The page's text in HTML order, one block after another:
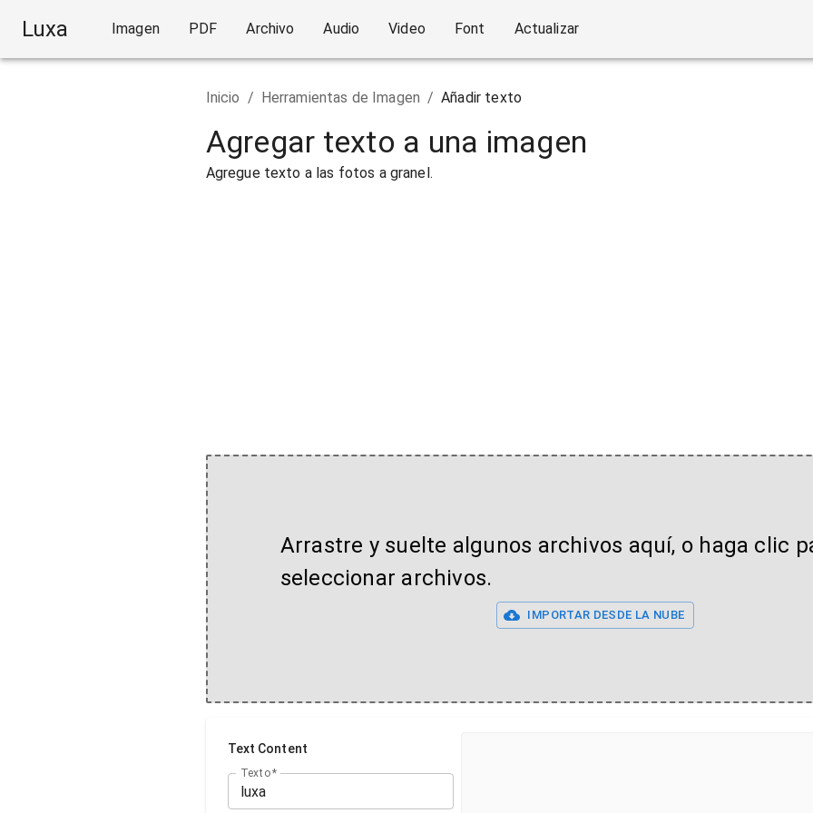
Luxa Imagen PDF Archivo Audio Video Font Actualizar
Inicio / Herramientas de Imagen / Añadir texto
Agregar texto a una imagen
Agregue texto a las fotos a granel.
Arrastre y suelte algunos archivos aquí, o haga clic
seleccionar archivos.
IMPORTAR DESDE LA NUBE
Text Content
Texto*